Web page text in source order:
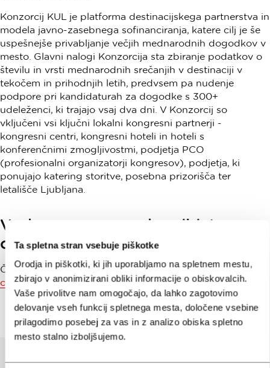
Ta spletna stran vsebuje piškotke
Orodja in piškotki, ki jih uporabljamo na spletnem mestu,
zbirajo v anonimizirani obliki informacije o obiskovalcih.
Vaše privolitve nam omogočajo, da lahko zagotovimo
delovanje vseh funkcij spletnega mesta, določene vsebine
prilagodimo posebej za vas in z analizo obiska spletno
mesto stalno izboljšujemo.
Konzorcij KUL je platforma destinacijskega partnerstva in
modela javno-zasebnega sofinanciranja, katere cilj je še
uspešnejše privabljanje večjih mednarodnih dogodkov v
mesto. Glavni nalogi Konzorcija sta zbiranje podatkov o
številu in vrsti mednarodnih srečanjih v destinaciji v
tekočem in prihodnjih letih, predvsem pa nudenje
podpore pri kandidaturah za dogodke s 300+
udeleženci, ki trajajo vsaj dva dni. V Konzorcij so
vključeni vsi ključni lokalni kongresni partnerji -
kongresni centri, kongresni hoteli in hoteli s
konferenčnimi zmogljivostmi, podjetja PCO
(profesionalni organizatorji kongresov), podjetja, ki
ponujajo katering storitve, posebna prizorišča ter
letališče Ljubljana.
Vsako posamezno kandidaturo
obravnavamo individualno.
Če vas o tem zanima več, nam pišite na
convention@visitljubljana.si.